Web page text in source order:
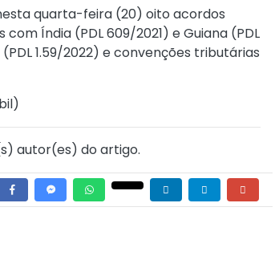
quarta-feira (20) oito acordos
Índia (PDL 609/2021) e Guiana (PDL
1.59/2022) e convenções tributárias
)
autor(es) do artigo.